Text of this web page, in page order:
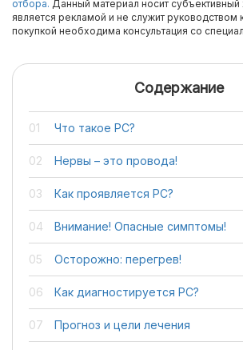
отбора. Данный материал носит субъективный
является рекламой и не служит руководством
покупкой необходима консультация со
Содержание
Что такое РС?
Нервы – это провода!
Как проявляется РС?
Внимание! Опасные симптомы!
Осторожно: перегрев!
Как диагностируется РС?
Прогноз и цели лечения